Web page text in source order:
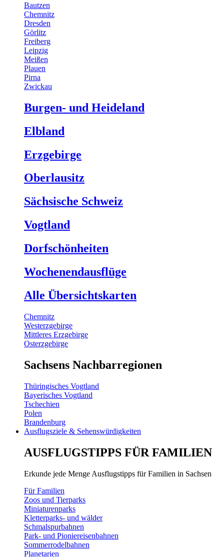
Bautzen
Chemnitz
Dresden
Görlitz
Freiberg
Leipzig
Meißen
Plauen
Pirna
Zwickau
Burgen- und Heideland
Elbland
Erzgebirge
Oberlausitz
Sächsische Schweiz
Vogtland
Dorfschönheiten
Wochenendausflüge
Alle Übersichtskarten
Chemnitz
Westerzgebirge
Mittleres Erzgebirge
Osterzgebirge
Sachsens Nachbarregionen
Thüringisches Vogtland
Bayerisches Vogtland
Tschechien
Polen
Brandenburg
Ausflugsziele & Sehenswürdigkeiten
AUSFLUGSTIPPS FÜR FAMILIEN
Erkunde jede Menge Ausflugstipps für Familien in Sachsen
Für Familien
Zoos und Tierparks
Miniaturenparks
Kletterparks- und wälder
Schmalspurbahnen
Park- und Pioniereisenbahnen
Sommerrodelbahnen
Planetarien